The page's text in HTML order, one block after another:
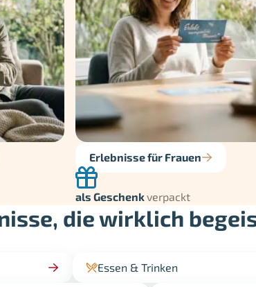
Erlebnisse für Frauen
als Geschenkverpackt
die wirklich
Essen & Trinken